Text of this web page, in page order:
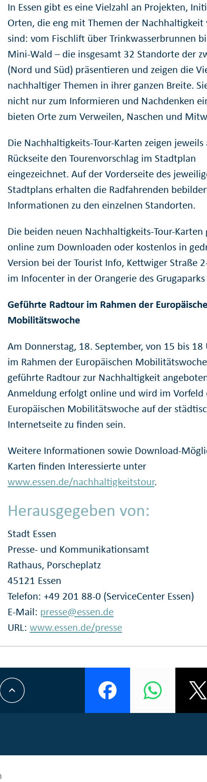
In Essen gibt es eine Vielzahl an Projekten,
Orten, die eng mit Themen der Nachhaltigkeit
sind: vom Fischlift über Trinkwasserbrunnen
Mini-Wald – die insgesamt 32 Standorte der
(Nord und Süd) präsentieren und zeigen die
nachhaltiger Themen in ihrer ganzen Breite.
nicht nur zum Informieren und Nachdenken
bieten Orte zum Verweilen, Naschen und
Die Nachhaltigkeits-Tour-Karten zeigen jeweils
Rückseite den Tourenvorschlag im Stadtplan
eingezeichnet. Auf der Vorderseite des
Stadtplans erhalten die Radfahrenden
Informationen zu den einzelnen Standorten.
Die beiden neuen Nachhaltigkeits-Tour-Karten
online zum Downloaden oder kostenlos in
Version bei der Tourist Info, Kettwiger Straße
im Infocenter in der Orangerie des Grugaparks
Geführte Radtour im Rahmen der
Mobilitätswoche
Am Donnerstag, 18. September, von 15 bis 18
im Rahmen der Europäischen
geführte Radtour zur Nachhaltigkeit
Anmeldung erfolgt online und wird im Vorfeld
Europäischen Mobilitätswoche auf der
Internetseite zu finden sein.
Weitere Informationen sowie Download-
Karten finden Interessierte unter
www.essen.de/nachhaltigkeitstour.
Herausgegeben von:
Stadt Essen
Presse- und Kommunikationsamt
Rathaus, Porscheplatz
45121 Essen
Telefon: +49 201 88-0 (ServiceCenter Essen)
E-Mail: presse@essen.de
URL:www.essen.de/presse